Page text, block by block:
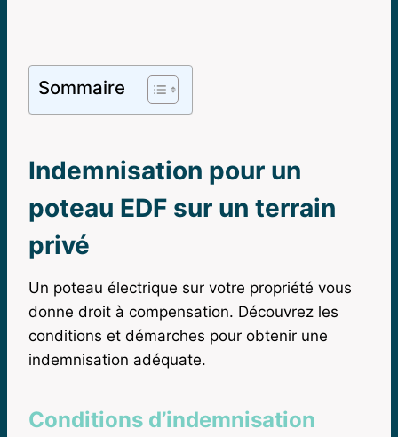
Sommaire
Indemnisation pour un
poteau EDF sur un terrain
privé
Un poteau électrique sur votre propriété vous
donne droit à compensation. Découvrez les
conditions et démarches pour obtenir une
indemnisation adéquate.
Conditions d’indemnisation